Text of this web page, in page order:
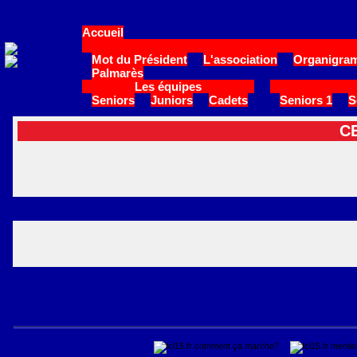
Accueil
Mot du Président
L'association
Palmarès
Les équipes
Seniors
Juniors Cadets Seniors 1